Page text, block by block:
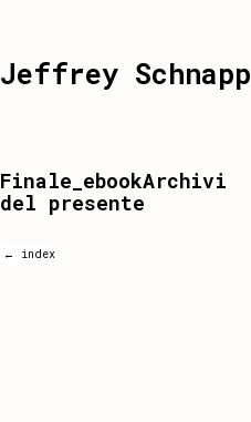
Jeffrey Schnapp
Finale_ebookArchivi
del presente
← index